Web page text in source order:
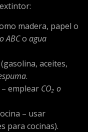
madera, papel o
ABCo agua
aceites,
.
emplear CO₂ o
– usar
para cocinas).